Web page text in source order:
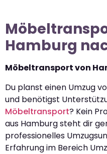
Hamburg
Möbeltransport von
Du planst einen Umzug
und benötigst
Möbeltransport? Kein
aus Hamburg steht dir
professionelles
Erfahrung im Bereich